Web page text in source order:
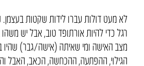
לא מעט דולות עברו לידות שקטות בעצמן.
רגל כדי להיות אורתופד טוב, אבל יש
מצב האישה ומי שאיתה (אישה/גבר) שהיו
הגילוי, ההפתעה, ההכחשה, הכאב, האבל